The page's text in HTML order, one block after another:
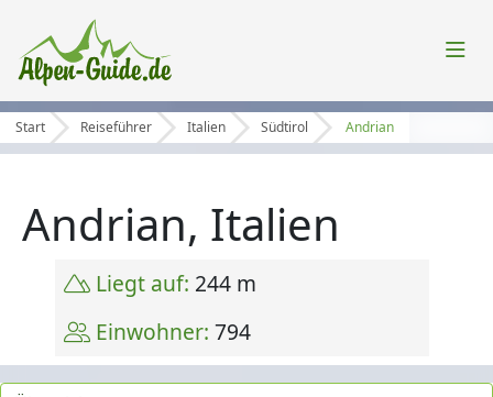
Start Reiseführer Italien Südtirol Andrian
Andrian, Italien
Liegt auf: 244 m
Einwohner: 794